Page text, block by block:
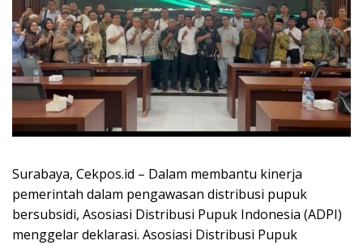
Surabaya, Cekpos.id – Dalam membantu kinerja
pemerintah dalam pengawasan distribusi pupuk
bersubsidi, Asosiasi Distribusi Pupuk Indonesia (ADPI)
menggelar deklarasi. Asosiasi Distribusi Pupuk